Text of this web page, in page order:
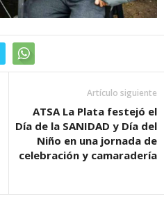
Artículo siguiente
ATSA La Plata festejó el
Día de la SANIDAD y Día del
Niño en una jornada de
celebración y camaradería